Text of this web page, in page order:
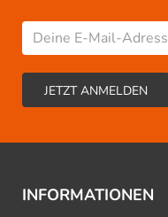
INFORMATIONEN